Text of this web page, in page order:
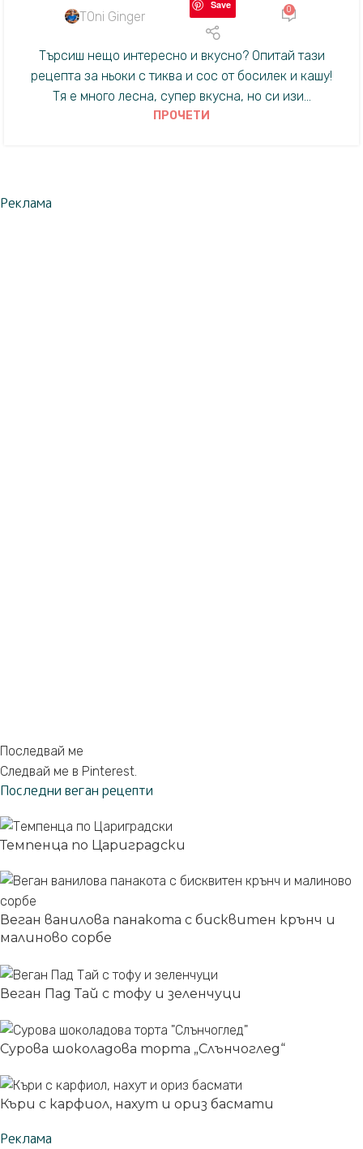
TOni Ginger
Save 0
Търсиш нещо интересно и вкусно? Опитай тази
рецепта за ньоки с тиква и сос от босилек и кашу!
Тя е много лесна, супер вкусна, но си изи...
ПРОЧЕТИ
Реклама
Последвай ме
Следвай ме в Pinterest.
Последни веган рецепти
Темпенца по Цариградски
Веган ванилова панакота с бисквитен крънч и
малиново сорбе
Веган Пад Тай с тофу и зеленчуци
Сурова шоколадова торта „Слънчоглед“
Къри с карфиол, нахут и ориз басмати
Реклама